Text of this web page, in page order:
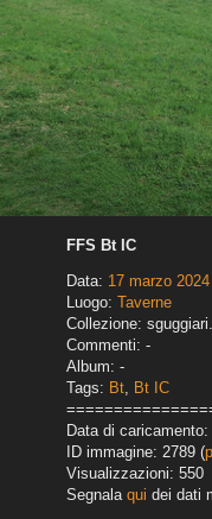
FFS Bt IC
Data: 17 marzo 2024
Luogo: Taverne
Collezione:
Commenti: -
Album: -
Tags: Bt, Bt IC
Data di
ID immagine: 2789 (
Visualizzazioni: 550
Segnala qui dei dati